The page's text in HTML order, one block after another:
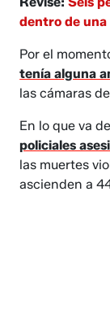
dentro de una
Por el
tenía alguna
las cámaras
En lo que va
policiales
las muertes
ascienden a